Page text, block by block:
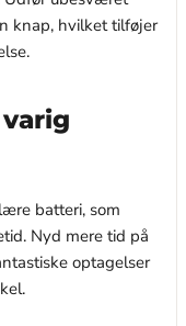
knap, hvilket tilføjer
batteri, som
Nyd mere tid på
optagelser